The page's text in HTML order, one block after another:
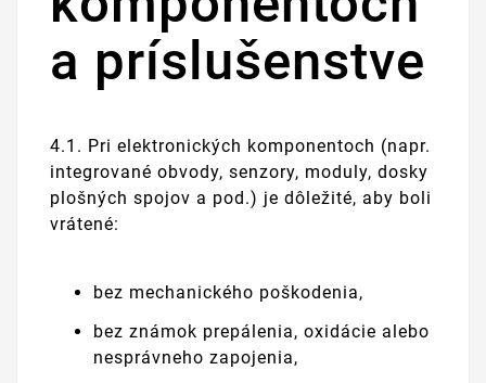
a príslušenstve
4.1. Pri elektronických komponentoch (napr.
integrované obvody, senzory, moduly, dosky
plošných spojov a pod.) je dôležité, aby boli
vrátené:
bez mechanického poškodenia,
bez známok prepálenia, oxidácie alebo
nesprávneho zapojenia,